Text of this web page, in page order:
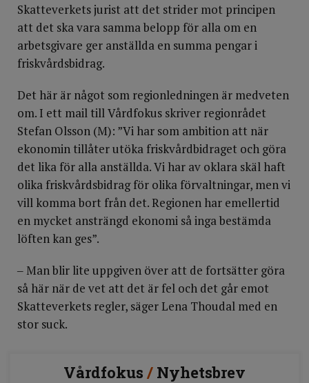
Skatteverkets jurist att det strider mot principen
att det ska vara samma belopp för alla om en
arbetsgivare ger anställda en summa pengar i
friskvårdsbidrag.
Det här är något som regionledningen är medveten
om. I ett mail till Vårdfokus skriver regionrådet
Stefan Olsson (M): ”Vi har som ambition att när
ekonomin tillåter utöka friskvårdbidraget och göra
det lika för alla anställda. Vi har av oklara skäl haft
olika friskvårdsbidrag för olika förvaltningar, men vi
vill komma bort från det. Regionen har emellertid
en mycket ansträngd ekonomi så inga bestämda
löften kan ges”.
‒ Man blir lite uppgiven över att de fortsätter göra
så här när de vet att det är fel och det går emot
Skatteverkets regler, säger Lena Thoudal med en
stor suck.
Vårdfokus / Nyhetsbrev